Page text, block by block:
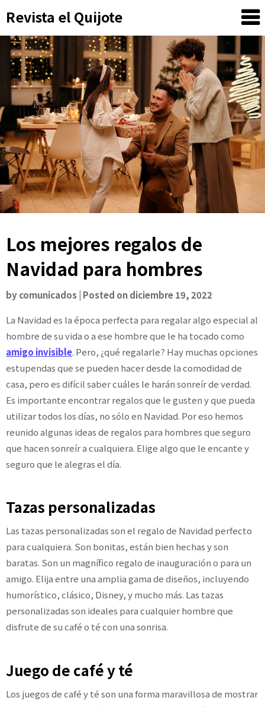
to
content
Revista el Quijote
Los mejores regalos de
Navidad para hombres
bycomunicados Posted ondiciembre 19, 2022
La Navidad es la época perfecta para regalar algo especial al
hombre de su vida o a ese hombre que le ha tocado como
amigo invisible. Pero, ¿qué regalarle? Hay muchas opciones
estupendas que se pueden hacer desde la comodidad de
casa, pero es difícil saber cuáles le harán sonreír de verdad.
Es importante encontrar regalos que le gusten y que pueda
utilizar todos los días, no sólo en Navidad. Por eso hemos
reunido algunas ideas de regalos para hombres que seguro
que hacen sonreír a cualquiera. Elige algo que le encante y
seguro que le alegras el día.
Tazas personalizadas
Las tazas personalizadas son el regalo de Navidad perfecto
para cualquiera. Son bonitas, están bien hechas y son
baratas. Son un magnífico regalo de inauguración o para un
amigo. Elija entre una amplia gama de diseños, incluyendo
humorístico, clásico, Disney, y mucho más. Las tazas
personalizadas son ideales para cualquier hombre que
disfrute de su café o té con una sonrisa.
Juego de café y té
Los juegos de café y té son una forma maravillosa de mostrar